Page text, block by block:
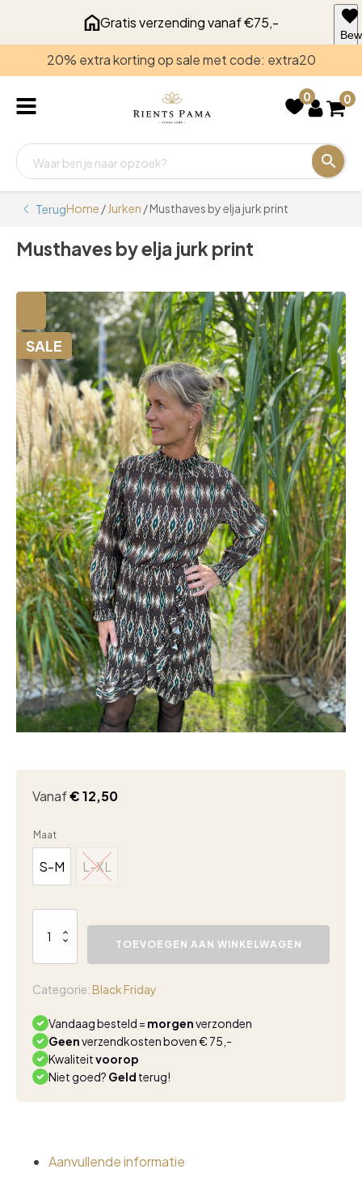
Gratis verzending vanaf €75,-
20% extra korting op sale met code: extra20
0 0
TerugHome / Jurken / Musthaves by elja jurk print
Musthaves by elja jurk print
SALE
Vanaf€12,50
Maat
S-M
S-M
L-XL
L-XL
print
TOEVOEGEN AAN WINKELWAGEN
voor
Categorie: Black Friday
Vandaag besteld = morgenverzonden
Geenverzendkosten boven € 75,-
Kwaliteitvoorop
Niet goed? Geld terug!
Aanvullende informatie